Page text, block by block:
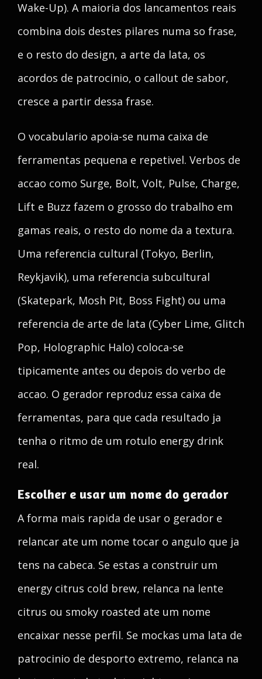
Wake-Up). A maioria dos lancamentos reais
combina dois destes pilares numa so frase,
e o resto do design, a arte da lata, os
acordos de patrocinio, o callout de sabor,
cresce a partir dessa frase.
O vocabulario apoia-se numa caixa de
ferramentas pequena e repetivel. Verbos de
accao como Surge, Bolt, Volt, Pulse, Charge,
Lift e Buzz fazem o grosso do trabalho em
gamas reais, o resto do nome da a textura.
Uma referencia cultural (Tokyo, Berlin,
Reykjavik), uma referencia subcultural
(Skatepark, Mosh Pit, Boss Fight) ou uma
referencia de arte de lata (Cyber Lime, Glitch
Pop, Holographic Halo) coloca-se
tipicamente antes ou depois do verbo de
accao. O gerador reproduz essa caixa de
ferramentas, para que cada resultado ja
tenha o ritmo de um rotulo energy drink
real.
Escolher e usar um nome do gerador
A forma mais rapida de usar o gerador e
relancar ate um nome tocar o angulo que ja
tens na cabeca. Se estas a construir um
energy citrus cold brew, relanca na lente
citrus ou smoky roasted ate um nome
encaixar nesse perfil. Se mockas uma lata de
patrocinio de desporto extremo, relanca na